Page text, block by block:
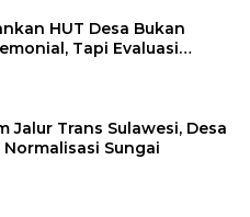
HUT Desa Bukan
Tapi Evaluasi
Jalur Trans Sulawesi, Desa
Sungai